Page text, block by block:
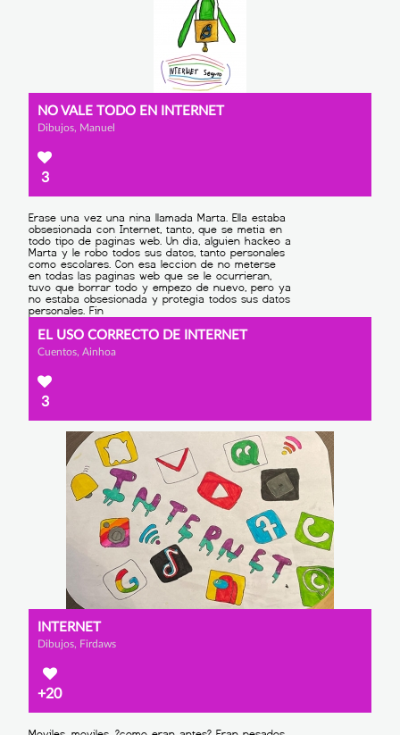
NO VALE TODO EN INTERNET
Dibujos, Manuel
3
EL USO CORRECTO DE INTERNET
Cuentos, Ainhoa
3
INTERNET
Dibujos, Firdaws
+20